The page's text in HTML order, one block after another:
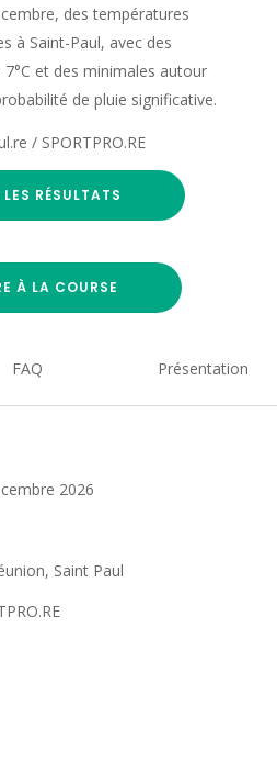
des températures
à Saint-Paul, avec des
et des minimales autour
de pluie significative.
/ SPORTPRO.RE
RÉSULTATS
À LA COURSE
FAQ Présentation
2026
Saint Paul